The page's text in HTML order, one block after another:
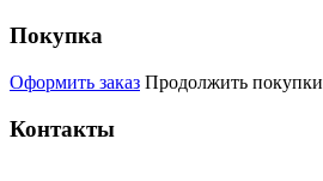
Покупка
Оформить заказ Продолжить покупки
Контакты